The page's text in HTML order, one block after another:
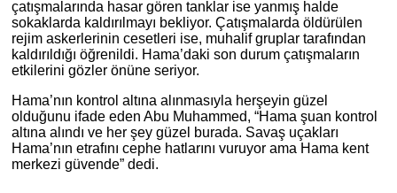
çatışmalarında hasar gören tanklar ise yanmış halde
sokaklarda kaldırılmayı bekliyor. Çatışmalarda öldürülen
rejim askerlerinin cesetleri ise, muhalif gruplar tarafından
kaldırıldığı öğrenildi. Hama’daki son durum çatışmaların
etkilerini gözler önüne seriyor.
Hama’nın kontrol altına alınmasıyla herşeyin güzel
olduğunu ifade eden Abu Muhammed, “Hama şuan kontrol
altına alındı ve her şey güzel burada. Savaş uçakları
Hama’nın etrafını cephe hatlarını vuruyor ama Hama kent
merkezi güvende” dedi.